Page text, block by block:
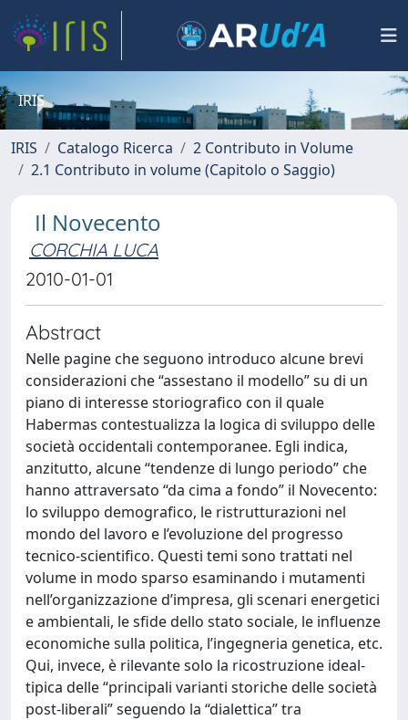
IRIS
IRIS Catalogo Ricerca
2 Contributo in Volume
2.1 Contributo in volume (Capitolo o Saggio)
Il Novecento
CORCHIA LUCA
2010-01-01
Abstract
Nelle pagine che seguono introduco alcune brevi
considerazioni che “assestano il modello” su di un
piano di interesse storiografico con il quale
Habermas contestualizza la logica di sviluppo delle
società occidentali contemporanee. Egli indica,
anzitutto, alcune “tendenze di lungo periodo” che
hanno attraversato “da cima a fondo” il Novecento:
lo sviluppo demografico, le ristrutturazioni nel
mondo del lavoro e l’evoluzione del progresso
tecnico-scientifico. Questi temi sono trattati nel
volume in modo sparso esaminando i mutamenti
nell’organizzazione d’impresa, gli scenari energetici
e ambientali, le sfide dello stato sociale, le influenze
economiche sulla politica, l’ingegneria genetica, etc.
Qui, invece, è rilevante solo la ricostruzione ideal-
tipica delle “principali varianti storiche delle società
post-liberali” seguendo la “dialettica” tra